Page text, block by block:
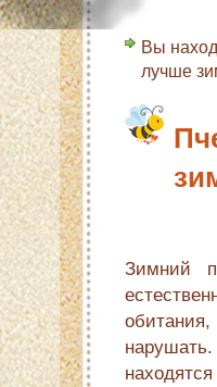
Вы
лучше
Зимний